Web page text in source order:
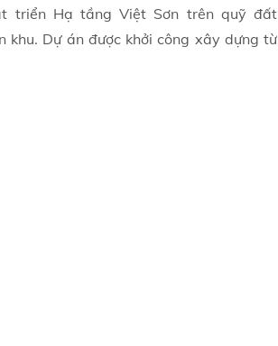
triển Hạ tầng Việt Sơn trên quỹ đất
Dự án được khởi công xây dựng từ